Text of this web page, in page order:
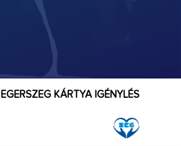
EGERSZEG KÁRTYA IGÉNYLÉS